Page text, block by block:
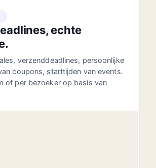
echte
verzenddeadlines, persoonlijke
coupons, starttijden van events.
of per bezoeker op basis van